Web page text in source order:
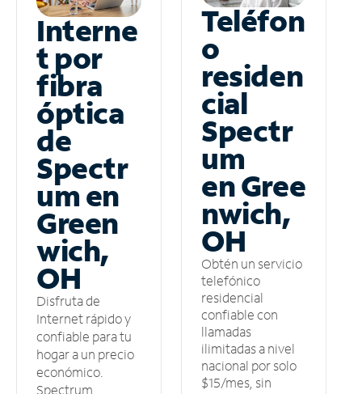
Interne
t por
fibra
óptica
de
Spectr
um en
Green
wich,
OH
Disfruta de
Internet rápido y
confiable para tu
hogar a un precio
económico.
Spectrum
Teléfon
o
residen
cial
Spectr
um
en Gree
nwich,
OH
Obtén un servicio
telefónico
residencial
confiable con
llamadas
ilimitadas a nivel
nacional por solo
$15/mes, sin